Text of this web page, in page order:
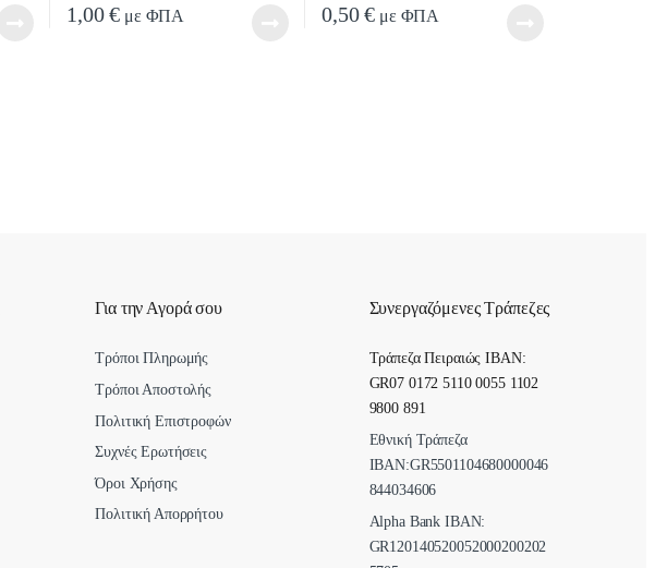
1,00€ με ΦΠΑ 0,50€ με ΦΠΑ
Για την Αγορά σου
Τρόποι Πληρωμής
Τρόποι Αποστολής
Πολιτική Επιστροφών
Συχνές Ερωτήσεις
Όροι Χρήσης
Πολιτική Απορρήτου
Συνεργαζόμενες Τράπεζες
Τράπεζα Πειραιώς IBAN:
GR07 0172 5110 0055 1102
9800 891
Εθνική Τράπεζα
ΙΒΑΝ:GR5501104680000046
844034606
Alpha Bank ΙΒΑΝ:
GR120140520052000200202